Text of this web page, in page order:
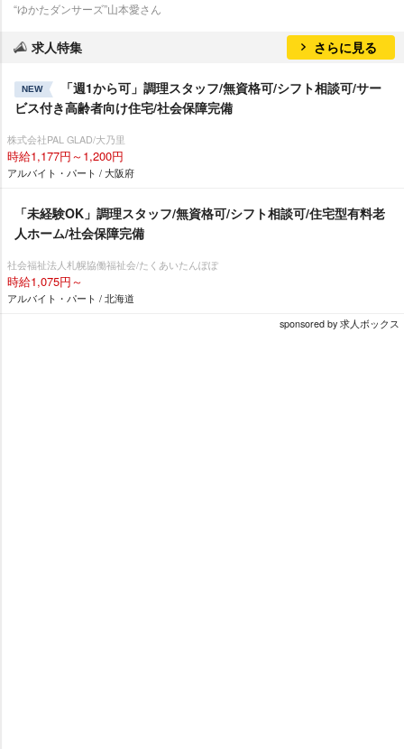
“ゆかたダンサーズ”山本愛さん
求人特集 さらに見る
NEW
「週1から可」調理スタッフ/無資格可/シフト相談可/サー
ビス付き高齢者向け住宅/社会保障完備
株式会社PAL GLAD/大乃里
時給1,177円～1,200円
アルバイト・パート / 大阪府
「未経験OK」調理スタッフ/無資格可/シフト相談可/住宅型有料老
人ホーム/社会保障完備
社会福祉法人札幌協働福祉会/たくあいたんぽぽ
時給1,075円～
アルバイト・パート / 北海道
sponsored by 求人ボックス